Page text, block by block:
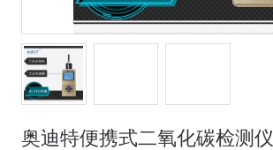
奥迪特便携式二氧化碳检测仪